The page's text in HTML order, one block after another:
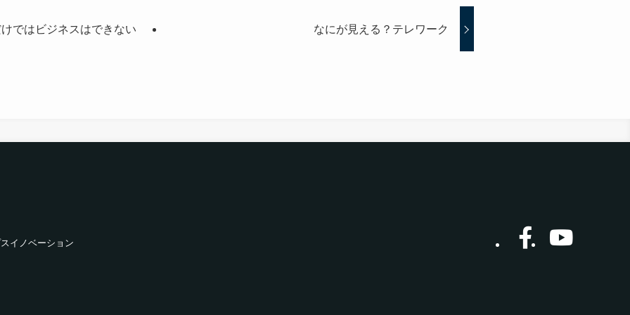
ではビジネスはできない なにが見える？テレワーク
イノベーション